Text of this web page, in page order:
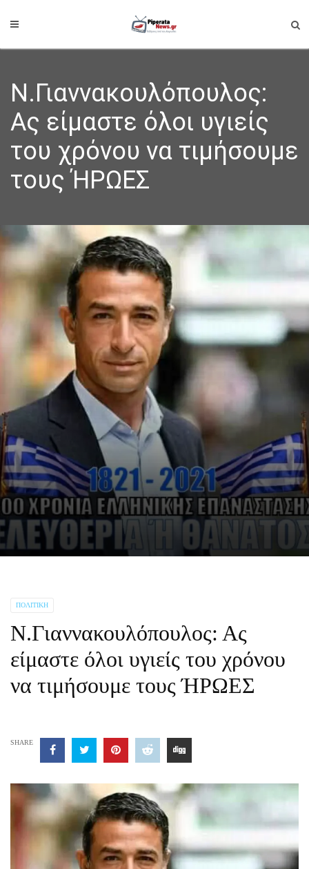
Ν.Γιαννακουλόπουλος:
Ας είμαστε όλοι υγιείς
του χρόνου να τιμήσουμε
τους ΉΡΩΕΣ
ΠΟΛΙΤΙΚΉ
Ν.Γιαννακουλόπουλος: Ας
είμαστε όλοι υγιείς του χρόνου
να τιμήσουμε τους ΉΡΩΕΣ
SHARE